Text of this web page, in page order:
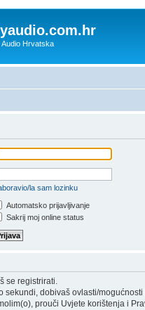
Audio Hrvatska
la sam lozinku
Automatsko prijavljivanje
Sakrij moj online status
se registrirati.
sekundi, dobivaš ovlasti/
prouči Uvjete korištenja i